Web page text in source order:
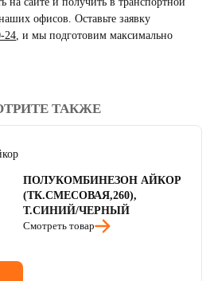
офисов. Оставьте заявку
24 и мы подготовим максимально
ТАКЖЕ
ПОЛУКОМБИНЕЗОН АЙКОР
(ТК.СМЕСОВАЯ,260),
Т.СИНИЙ/ЧЕРНЫЙ
Смотреть товар